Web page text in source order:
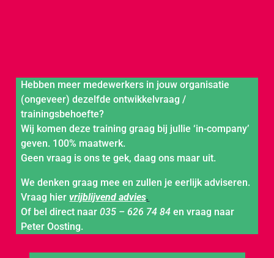
Hebben meer medewerkers in jouw organisatie
(ongeveer) dezelfde ontwikkelvraag /
trainingsbehoefte?
Wij komen deze training graag bij jullie ‘in-company’
geven. 100% maatwerk.
Geen vraag is ons te gek, daag ons maar uit.
We denken graag mee en zullen je eerlijk adviseren.
Vraag hiervrijblijvend advies.
Of bel direct naar035 – 626 74 84 en vraag naar
Peter Oosting.